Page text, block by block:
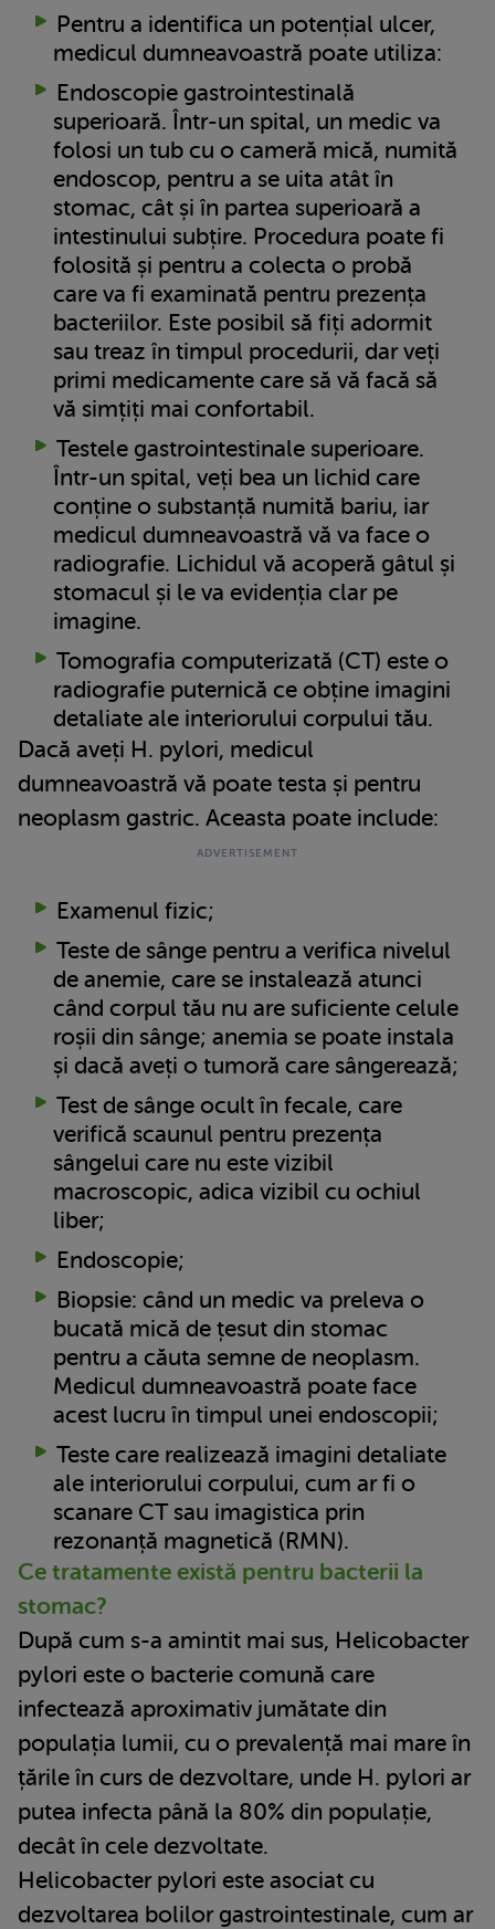
Pentru a identifica un potențial ulcer,
medicul dumneavoastră poate utiliza:
Endoscopie gastrointestinală
superioară. Într-un spital, un medic va
folosi un tub cu o cameră mică, numită
endoscop, pentru a se uita atât în
stomac, cât și în partea superioară a
intestinului subțire. Procedura poate fi
folosită și pentru a colecta o probă
care va fi examinată pentru prezența
bacteriilor. Este posibil să fiți adormit
sau treaz în timpul procedurii, dar veți
primi medicamente care să vă facă să
vă simțiți mai confortabil.
Testele gastrointestinale superioare.
Într-un spital, veți bea un lichid care
conține o substanță numită bariu, iar
medicul dumneavoastră vă va face o
radiografie. Lichidul vă acoperă gâtul și
stomacul și le va evidenția clar pe
imagine.
Tomografia computerizată (CT) este o
radiografie puternică ce obține imagini
detaliate ale interiorului corpului tău.
Dacă aveți H. pylori, medicul
dumneavoastră vă poate testa și pentru
neoplasm gastric. Aceasta poate include:
Examenul fizic;
Teste de sânge pentru a verifica nivelul
de anemie, care se instalează atunci
când corpul tău nu are suficiente celule
roșii din sânge; anemia se poate instala
și dacă aveți o tumoră care sângerează;
Test de sânge ocult în fecale, care
verifică scaunul pentru prezența
sângelui care nu este vizibil
macroscopic, adica vizibil cu ochiul
liber;
Endoscopie;
Biopsie: când un medic va preleva o
bucată mică de țesut din stomac
pentru a căuta semne de neoplasm.
Medicul dumneavoastră poate face
acest lucru în timpul unei endoscopii;
Teste care realizează imagini detaliate
ale interiorului corpului, cum ar fi o
scanare CT sau imagistica prin
rezonanță magnetică (RMN).
Ce tratamente există pentru bacterii la
stomac?
După cum s-a amintit mai sus, Helicobacter
pylori este o bacterie comună care
infectează aproximativ jumătate din
populația lumii, cu o prevalență mai mare în
țările în curs de dezvoltare, unde H. pylori ar
putea infecta până la 80% din populație,
decât în ​​cele dezvoltate.
Helicobacter pylori este asociat cu
dezvoltarea bolilor gastrointestinale, cum ar